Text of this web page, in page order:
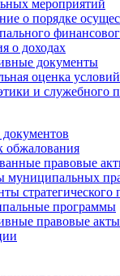
мероприятий
о порядке
о доходах
документы
оценка условий
и служебного
документов
обжалования
правовые
муниципальных
стратегического
программы
правовые